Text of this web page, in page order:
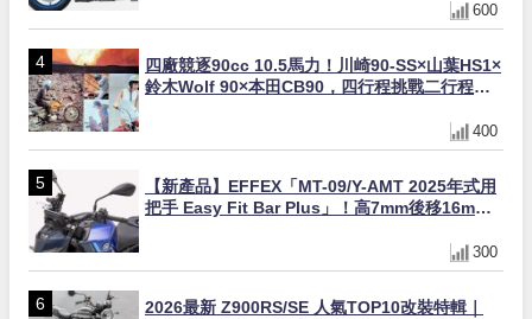
600
四廠競逐90cc 10.5馬力！川崎90-SS×山葉HS1×
鈴木Wolf 90×本田CB90，四行程挑戰二行程的
400
【新產品】EFFEX「MT-09/Y-AMT 2025年式用
把手 Easy Fit Bar Plus」！高7mm後移16mm
300
2026最新 Z900RS/SE 人氣TOP10改裝特輯｜